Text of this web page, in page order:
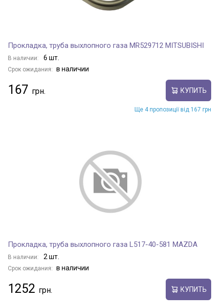
Прокладка, труба выхлопного газа MR529712 MITSUBISHI
В наличии: 6 шт.
Срок ожидания: в наличии
167 КУПИТЬ
Ще 4 пропозиції від 167 грн
Прокладка, труба выхлопного газа L517-40-581 MAZDA
В наличии: 2 шт.
Срок ожидания: в наличии
1252 КУПИТЬ